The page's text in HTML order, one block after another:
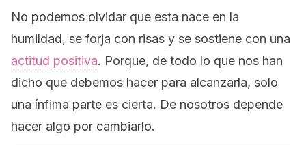
No podemos olvidar que esta nace en la
humildad, se forja con risas y se sostiene con una
actitud positiva. Porque, de todo lo que nos han
dicho que debemos hacer para alcanzarla, solo
una ínfima parte es cierta. De nosotros depende
hacer algo por cambiarlo.